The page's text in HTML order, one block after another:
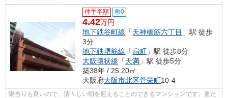
仲手半額 敷0
4.42万円
地下鉄谷町線 「天神橋筋六丁目 」駅 徒歩
3分
地下鉄堺筋線 「 扇町 」駅 徒歩8分
大阪環状線 「天満 」駅 徒歩5分
築38年 / 25.20㎡
大阪府大阪市北区菅栄町10-4
陽当りも良いので、清々しい朝を迎えることのできるマンションです。重た